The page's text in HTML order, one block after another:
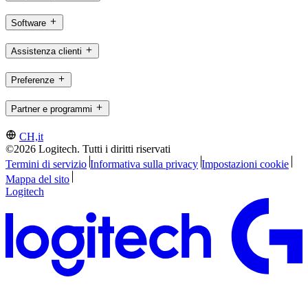
Software
Assistenza clienti
Preferenze
Partner e programmi
CH,it
©2026 Logitech. Tutti i diritti riservati
Termini di servizio Informativa sulla privacy Impostazioni cookie
Mappa del sito
Logitech